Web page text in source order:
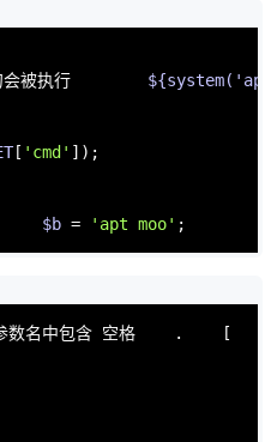
句会被执行
[ 'cmd' ]);
$b = 'apt moo' ;
参数名中包含 空格    .    [